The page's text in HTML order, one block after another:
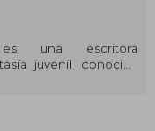
una escritora
juvenil, conocida
y su capacidad